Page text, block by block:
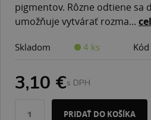
pigmentov. Rôzne odtiene sa
umožňuje vytvárať rozma...
Skladom 4 ks
3,10 €s DPH
PRIDAŤ DO KOŠÍKA